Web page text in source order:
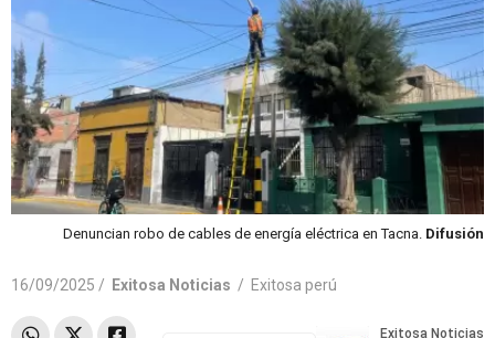
Denuncian robo de cables de energía eléctrica en Tacna. Difusión
16/09/2025 / Exitosa Noticias / Exitosa perú